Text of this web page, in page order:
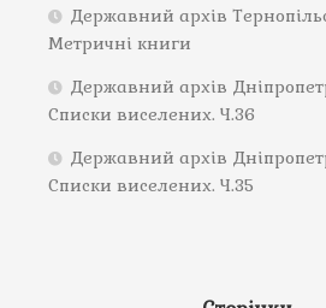
Державний архів
Метричні книги
Державний архів
Списки виселених. Ч.36
Державний архів
Списки виселених. Ч.35